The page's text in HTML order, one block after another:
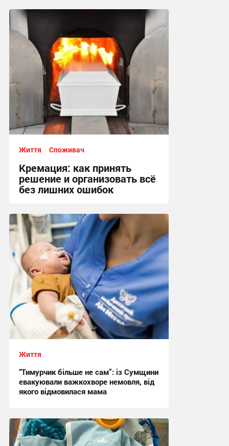
Життя Споживач
Кремация: как принять
решение и организовать всё
без лишних ошибок
07:01, 3.03.2026
Життя
“Тимурчик більше не сам”: із Сумщини
евакуювали важкохворе немовля, від
якого відмовилася мама
10:51, 20.08.2025